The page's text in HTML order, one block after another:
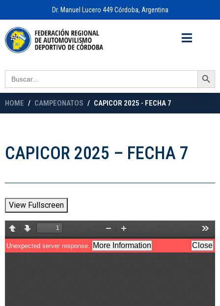
Dr. Manuel Lucero 449 Córdoba, Argentina
Search
for:
Search Button
HOME CAMPEONATOS CAPICOR 2025 - FECHA 7
CAPICOR 2025 – FECHA 7
View Fullscreen